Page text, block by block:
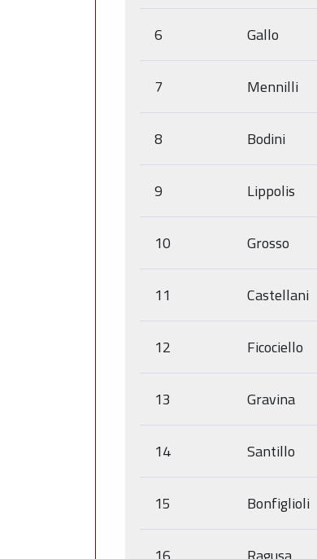
6 Gallo
7 Mennilli
8 Bodini
9 Lippolis
10 Grosso
11 Castellani
12 Ficociello
13 Gravina
14 Santillo
15 Bonfiglioli